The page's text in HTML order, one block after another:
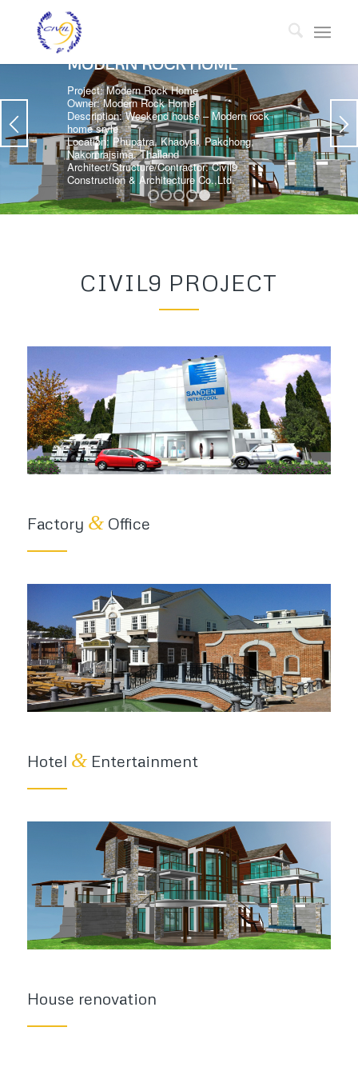
MODERN ROCK HOME
Project: Modern Rock Home
Owner: Modern Rock Home
Description: Weekend house – Modern rock
home sryle
Location: Phupatra, Khaoyai, Pakchong,
Nakornrajsima, Thailand
Architect/Structure/Contractor: Civil9
Construction & Architecture Co.,Ltd.
1 2 3 4 5
CIVIL9 PROJECT
Factory &Office
Hotel &Entertainment
House renovation